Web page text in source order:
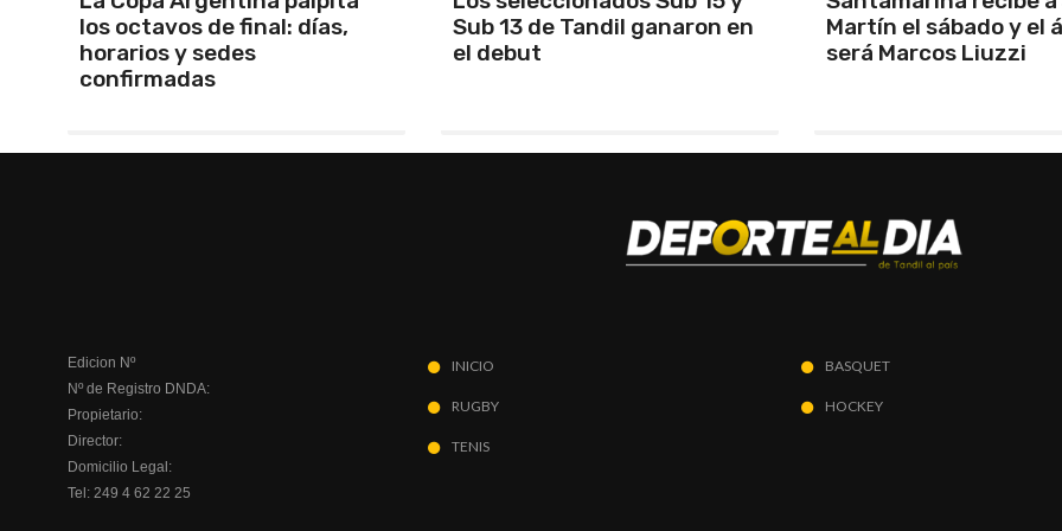
Sub 13 de Tandil ganaron en
el debut
Martín el sábado y el árbitro
será Marcos Liuzzi
enfrentar a Sudáfrica
Edicion Nº
Nº de Registro DNDA:
Propietario:
Director:
Domicilio Legal:
Tel: 249 4 62 22 25
INICIO
RUGBY
TENIS
BASQUET
HOCKEY